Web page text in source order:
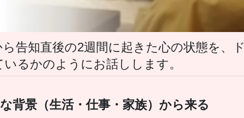
告知直後の2週間に起きた心の状態を、ド
るかのようにお話しします。
背景（生活・仕事・家族）から来る